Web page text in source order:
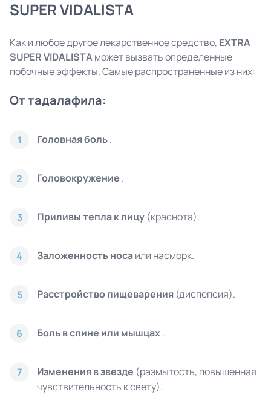
SUPER VIDALISTA
Как и любое другое лекарственное средство, EXTRA
SUPERVIDALISTAможет вызвать определенные
побочные эффекты. Самые распространенные из них:
От тадалафила:
1 Головная боль.
2 Головокружение .
3 Приливы тепла к лицу (краснота).
4 Заложенность носаили насморк.
5 Расстройство пищеварения (диспепсия).
6 Боль в спине или мышцах.
7 Изменения в звезде (размытость, повышенная
чувствительность к свету).